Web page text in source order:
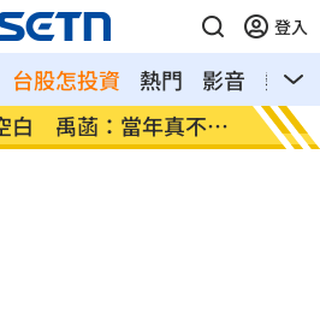
登入
台股怎投資 熱門 影音
熱搜
白 禹菡：當年真不懂
每股